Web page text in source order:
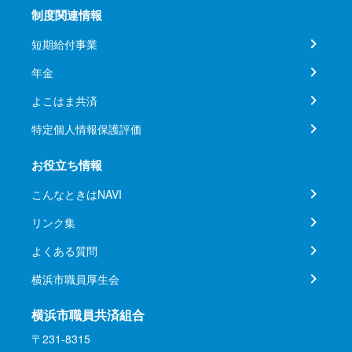
制度関連情報
短期給付事業
年金
よこはま共済
特定個人情報保護評価
お役立ち情報
こんなときはNAVI
リンク集
よくある質問
横浜市職員厚生会
横浜市職員共済組合
〒231-8315